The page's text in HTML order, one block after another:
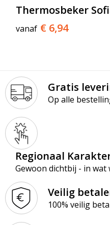
Thermosbeker
vanaf € 6,94
Gratis
Op alle
Regionaal
Gewoon dichtbij - in wat
Veilig
100% veilig